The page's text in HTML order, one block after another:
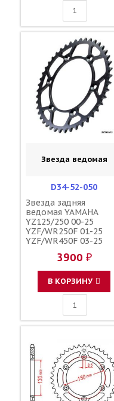
Звезда ведомая
D34-52-050
Звезда задняя
ведомая YAMAHA
YZ125/250 00-25
YZF/WR250F 01-25
YZF/WR450F 03-25
зубов 50 / DRC JTR251
1-3592-50 B2W-25450-
00-00 5TJ-25450-80-00
3900 ₽
В КОРЗИНУ